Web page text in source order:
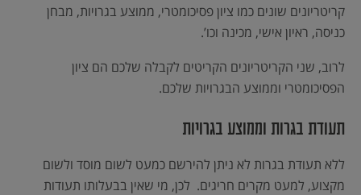
קריטריונים שונים כמו ציון פסיכומטרי, ממוצע בגרויות, מבחן
כניסה, ראיון אישי, מכינה וכו’.
לרוב, שני הקריטריונים הקריטים לקבלה שלכם הם ציון
הפסיכומטרי וממוצע הבגרויות שלכם.
תעודת בגרות וממוצע בגרויות
ללא תעודת בגרות לא ניתן להירשם כמעט לשום מוסד ולשום
מקצוע, למעט מקרים חריגים. לכן, מי שאין בבעלותו תעודות